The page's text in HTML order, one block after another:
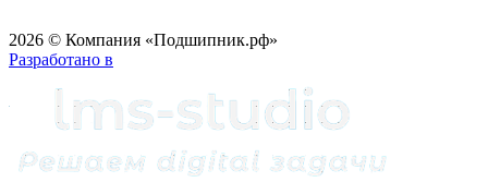
2026 © Компания «Подшипник.рф»
Разработано в